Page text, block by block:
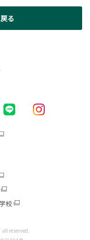
る
校
all reserved.